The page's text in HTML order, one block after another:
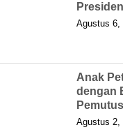
Agustus 6,
Anak
dengan
Agustus 2,